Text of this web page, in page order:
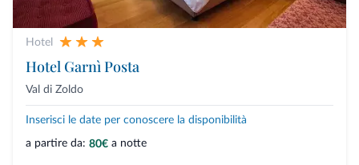
Hotel
Hotel Garnì Posta
Val di Zoldo
Inserisci le date per conoscere la disponibilità
a partire da: 80€ a notte